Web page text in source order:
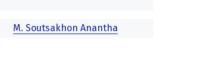
M. Soutsakhon Anantha